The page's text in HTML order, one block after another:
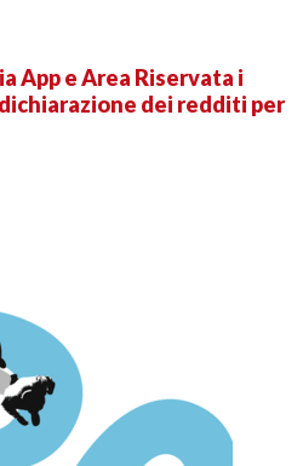
App e Area Riservata i
dei redditi per